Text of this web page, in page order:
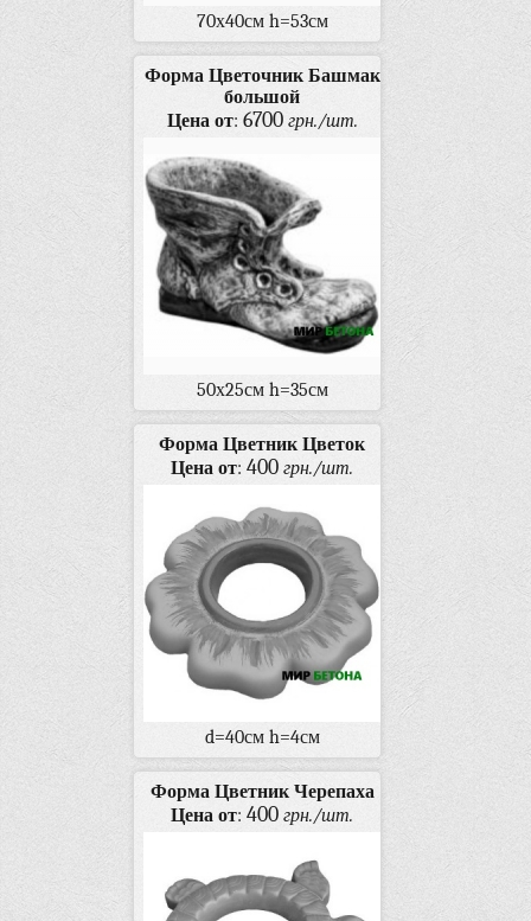
70х40см h=53см
Форма Цветочник Башмак
большой
Цена от: 6700 грн./шт.
50х25см h=35см
Форма Цветник Цветок
Цена от:400 грн./шт.
d=40см h=4см
Форма Цветник Черепаха
Цена от:400 грн./шт.